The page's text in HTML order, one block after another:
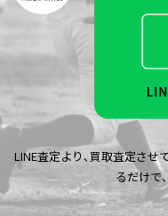
LINE査定より､買取査定させ
るだけで